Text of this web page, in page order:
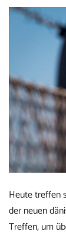
Heute treffen
der neuen
Treffen, um